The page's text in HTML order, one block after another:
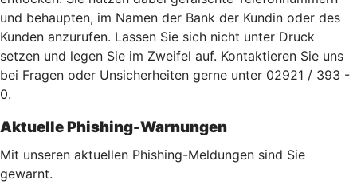
und behaupten, im Namen der Bank der Kundin oder des
Kunden anzurufen. Lassen Sie sich nicht unter Druck
setzen und legen Sie im Zweifel auf. Kontaktieren Sie uns
bei Fragen oder Unsicherheiten gerne unter 02921 / 393 -
0.
Aktuelle Phishing-Warnungen
Mit unseren aktuellen Phishing-Meldungen sind Sie
gewarnt.